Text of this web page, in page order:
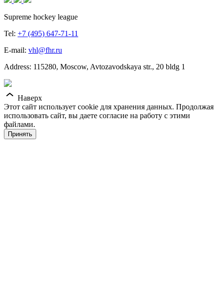
Supreme hockey league
Tel: +7 (495) 647-71-11
E-mail: vhl@fhr.ru
Address: 115280, Moscow, Avtozavodskaya str., 20 bldg 1
Наверх
Этот сайт использует cookie для хранения данных. Продолжая
использовать сайт, вы даете согласие на работу с этими
файлами.
Принять